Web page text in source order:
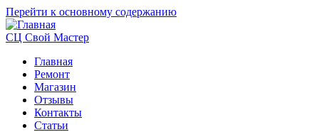
Перейти к основному содержанию
СЦ Свой Мастер
Главная
Ремонт
Магазин
Отзывы
Контакты
Статьи